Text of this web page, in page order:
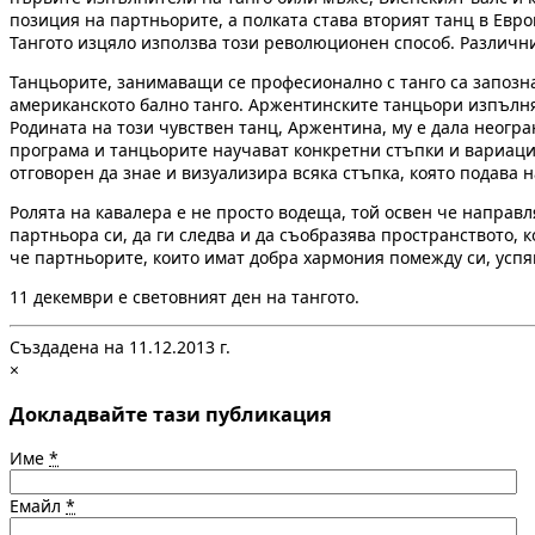
позиция на партньорите, а полката става вторият танц в
Тангото изцяло използва този революционен способ.
Танцьорите, занимаващи се професионално с танго са
американското бално танго. Аржентинските танцьори
Родината на този чувствен танц, Аржентина, му е дала
програма и танцьорите научават конкретни стъпки и
отговорен да знае и визуализира всяка стъпка, която
Ролята на кавалера е не просто водеща, той освен че
партньора си, да ги следва и да съобразява
че партньорите, които имат добра хармония помежду си,
11 декември е световният ден на тангото.
Създадена на 11.12.2013 г.
×
Докладвайте тази публикация
Име *
Емайл *